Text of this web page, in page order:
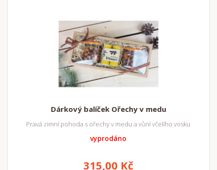
Dárkový balíček Ořechy v medu
Pravá zimní pohoda s ořechy v medu a vůní včelího vosku
vyprodáno
315,00 Kč